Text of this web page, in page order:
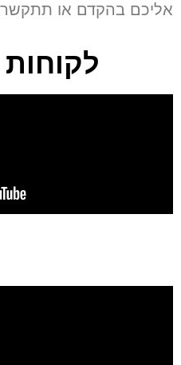
אליכם בהקדם או